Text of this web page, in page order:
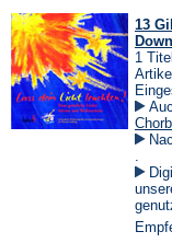
13
1
in
einem
neuen
Tab)
.